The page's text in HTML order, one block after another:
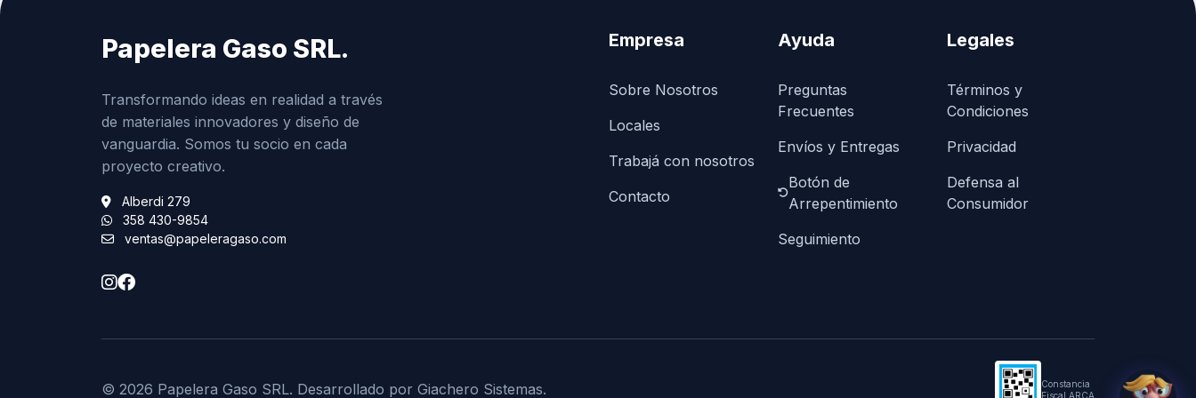
Papelera Gaso SRL.
Transformando ideas en realidad a través
de materiales innovadores y diseño de
vanguardia. Somos tu socio en cada
proyecto creativo.
Alberdi 279
358 430-9854
ventas@papeleragaso.com
Empresa
Sobre Nosotros
Locales
Trabajá con nosotros
Contacto
Ayuda
Preguntas
Frecuentes
Envíos y Entregas
Botón de
Arrepentimiento
Seguimiento
Legales
Términos y
Condiciones
Privacidad
Defensa al
Consumidor
© 2026 Papelera Gaso SRL. Desarrollado por Giachero Sistemas.
Constancia
Fiscal ARCA